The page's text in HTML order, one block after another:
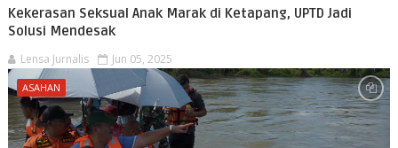
Kekerasan Seksual Anak Marak di Ketapang, UPTD Jadi
Solusi Mendesak
Lensa Jurnalis Jun 05, 2025
ASAHAN